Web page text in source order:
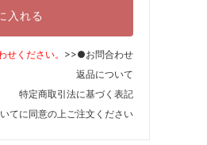
入れる
せください。 >>●お問合わせ
返品について
特定商取引法に基づく表記
てに同意の上ご注文ください